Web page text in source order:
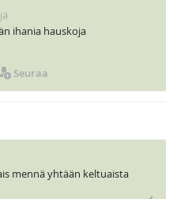
ihania hauskoja
Seuraa
mennä yhtään keltuaista